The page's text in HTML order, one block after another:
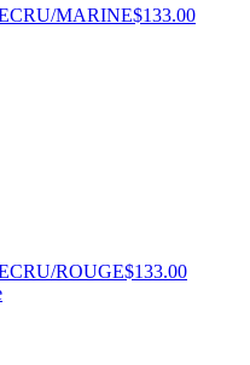
ECRU/MARINE$133.00
ROUGE$133.00